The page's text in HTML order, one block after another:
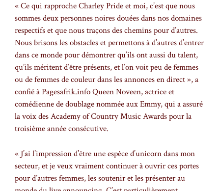
« Ce qui rapproche Charley Pride et moi, c’est que nous
sommes deux personnes noires douées dans nos domaines
respectifs et que nous traçons des chemins pour d’autres.
Nous brisons les obstacles et permettons à d’autres d’entrer
dans ce monde pour démontrer qu’ils ont aussi du talent,
qu’ils méritent d’être présents, et l’on voit peu de femmes
ou de femmes de couleur dans les annonces en direct », a
confié à Pagesafrik.info Queen Noveen, actrice et
comédienne de doublage nommée aux Emmy, qui a assuré
la voix des Academy of Country Music Awards pour la
troisième année consécutive.
« J’ai l’impression d’être une espèce d’unicorn dans mon
secteur, et je veux vraiment continuer à ouvrir ces portes
pour d’autres femmes, les soutenir et les présenter au